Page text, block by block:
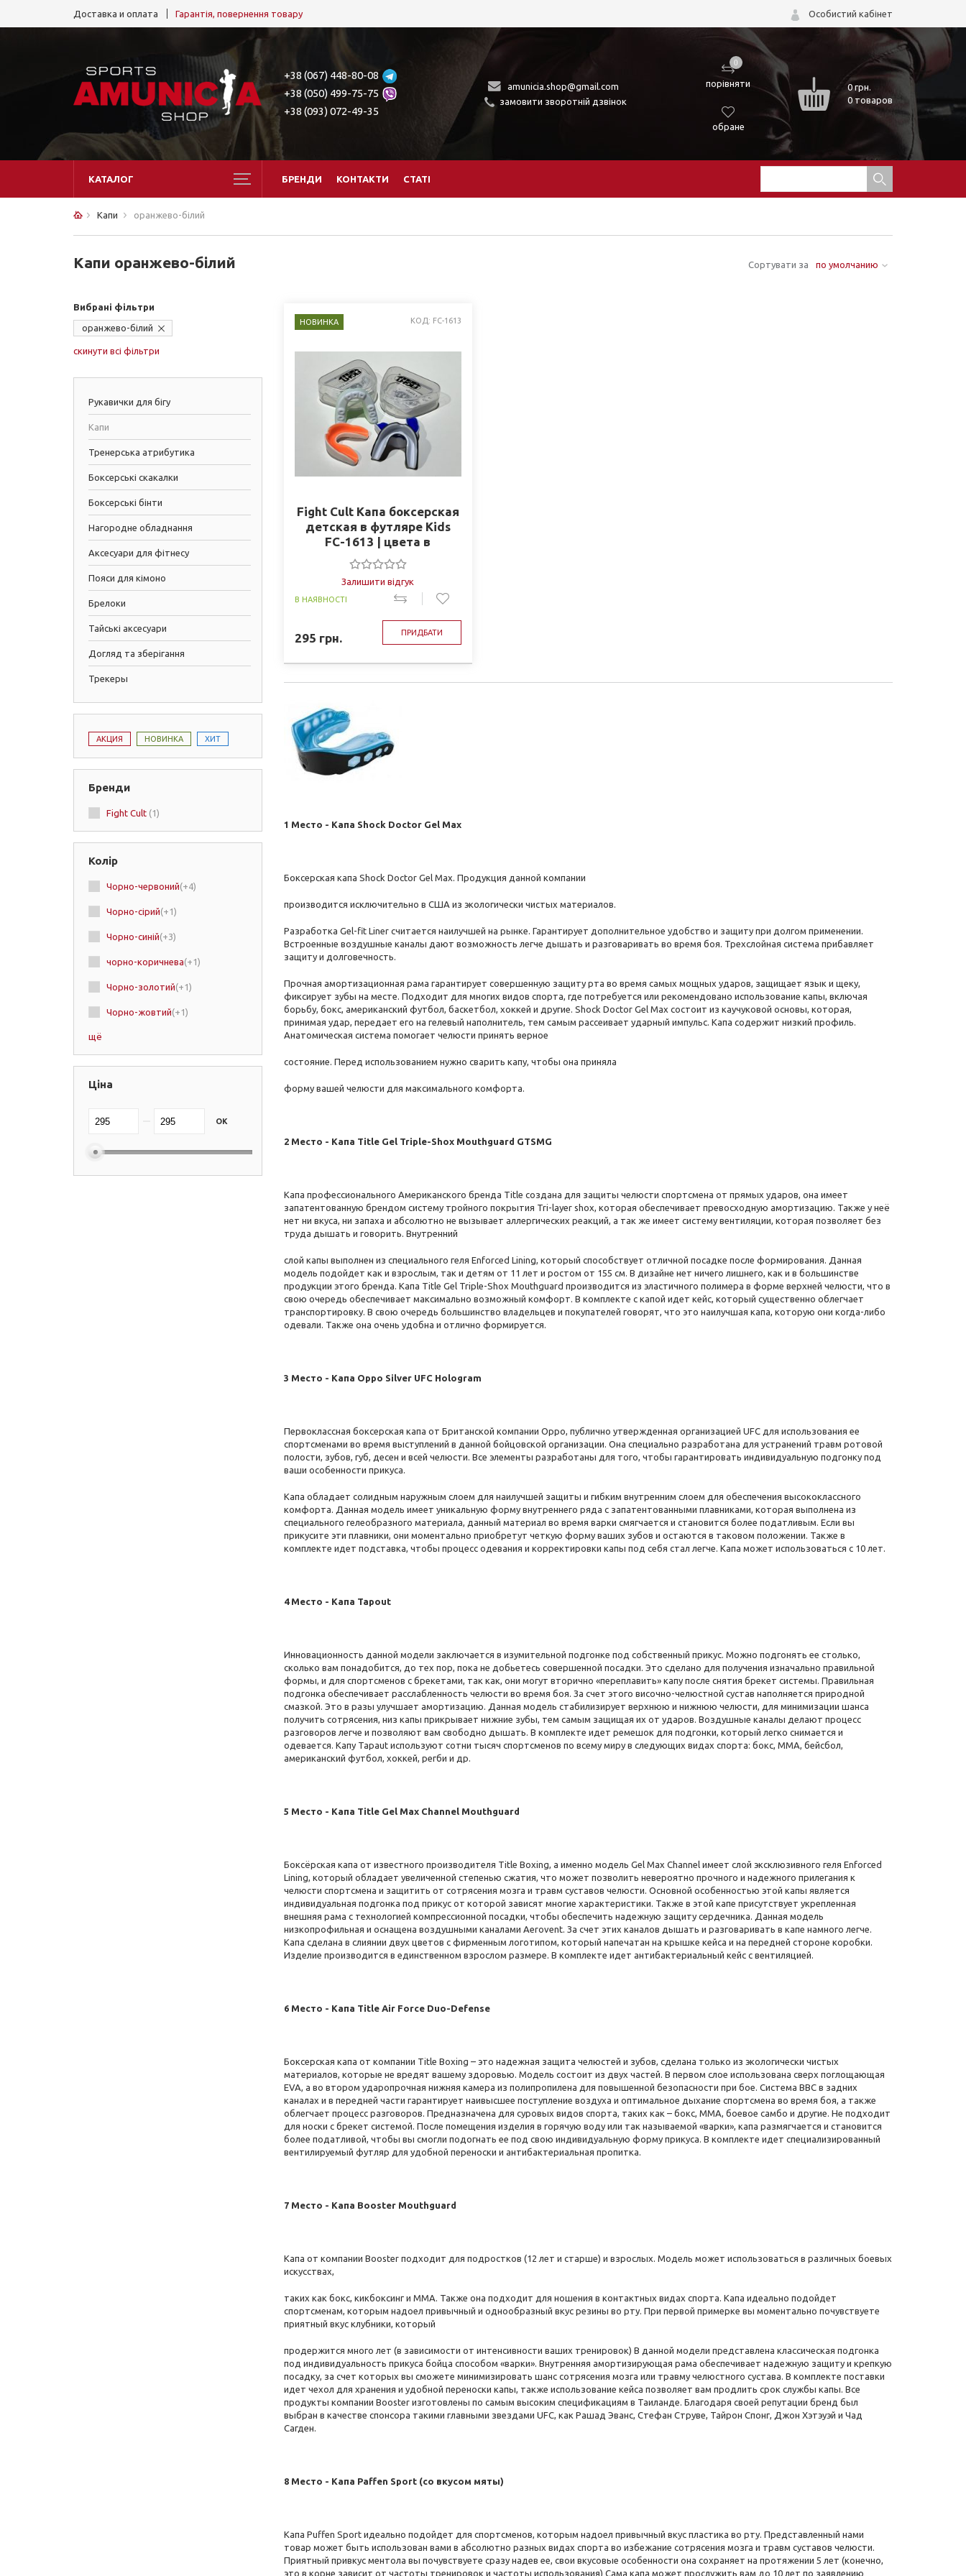
Доставка и оплата Гарантія, повернення товару Особистий кабінет
+38 (067) 448-80-08
+38 (050) 499-75-75
+38 (093) 072-49-35
amunicia.shop@gmail.com
замовити зворотній дзвінок
0
порівняти
обране
0грн.
0 товаров
КАТАЛОГ БРЕНДИ КОНТАКТИ СТАТІ
Капи оранжево-білий
Капи оранжево-білий Сортувати за по умолчанию
Вибрані фільтри
оранжево-білий
скинути всі фільтри
Рукавички для бігу
Капи
Тренерська атрибутика
Боксерські скакалки
Боксерські бінти
Нагородне обладнання
Аксесуари для фітнесу
Пояси для кімоно
Брелоки
Тайські аксесуари
Догляд та зберігання
Трекеры
АКЦИЯ НОВИНКА ХИТ
Бренди
Fight Cult (1)
Колір
Чорно-червоний(+4)
Чорно-сірий(+1)
Чорно-синій(+3)
чорно-коричнева(+1)
Чорно-золотий(+1)
Чорно-жовтий(+1)
Чорний
щё
Ціна
OK
НОВИНКА КОД: FC-1613
Fight Cult Капа боксерская
детская в футляре Kids
FC-1613 | цвета в
ассортименте
Залишити відгук
В НАЯВНОСТІ
295 грн. ПРИДБАТИ
1 Место - Капа Shock Doctor Gel Max
Боксерская капа Shock Doctor Gel Max. Продукция данной компании
производится исключительно в США из экологически чистых материалов.
Разработка Gel-fit Liner считается наилучшей на рынке. Гарантирует дополнительное удобство и защиту при долгом применении.
Встроенные воздушные каналы дают возможность легче дышать и разговаривать во время боя. Трехслойная система прибавляет
защиту и долговечность.
Прочная амортизационная рама гарантирует совершенную защиту рта во время самых мощных ударов, защищает язык и щеку,
фиксирует зубы на месте. Подходит для многих видов спорта, где потребуется или рекомендовано использование капы, включая
борьбу, бокс, американский футбол, баскетбол, хоккей и другие. Shock Doctor Gel Max состоит из каучуковой основы, которая,
принимая удар, передает его на гелевый наполнитель, тем самым рассеивает ударный импульс. Капа содержит низкий профиль.
Анатомическая система помогает челюсти принять верное
состояние. Перед использованием нужно сварить капу, чтобы она приняла
форму вашей челюсти для максимального комфорта.
2 Место - Капа Title Gel Triple-Shox Mouthguard GTSMG
Капа профессионального Американского бренда Title создана для защиты челюсти спортсмена от прямых ударов, она имеет
запатентованную брендом систему тройного покрытия Tri-layer shox, которая обеспечивает превосходную амортизацию. Также у неё
нет ни вкуса, ни запаха и абсолютно не вызывает аллергических реакций, а так же имеет систему вентиляции, которая позволяет без
труда дышать и говорить. Внутренний
слой капы выполнен из специального геля Enforced Lining, который способствует отличной посадке после формирования. Данная
модель подойдет как и взрослым, так и детям от 11 лет и ростом от 155 см. В дизайне нет ничего лишнего, как и в большинстве
продукции этого бренда. Капа Title Gel Triple-Shox Mouthguard производится из эластичного полимера в форме верхней челюсти, что в
свою очередь обеспечивает максимально возможный комфорт. В комплекте с капой идет кейс, который существенно облегчает
транспортировку. В свою очередь большинство владельцев и покупателей говорят, что это наилучшая капа, которую они когда-либо
одевали. Также она очень удобна и отлично формируется.
3 Место - Капа Oppo Silver UFC Hologram
Первоклассная боксерская капа от Британской компании Oppo, публично утвержденная организацией UFC для использования ее
спортсменами во время выступлений в данной бойцовской организации. Она специально разработана для устранений травм ротовой
полости, зубов, губ, десен и всей челюсти. Все элементы разработаны для того, чтобы гарантировать индивидуальную подгонку под
ваши особенности прикуса.
Капа обладает солидным наружным слоем для наилучшей защиты и гибким внутренним слоем для обеспечения высококлассного
комфорта. Данная модель имеет уникальную форму внутреннего ряда с запатентованными плавниками, которая выполнена из
специального гелеобразного материала, данный материал во время варки смягчается и становится более податливым. Если вы
прикусите эти плавники, они моментально приобретут четкую форму ваших зубов и остаются в таковом положении. Также в
комплекте идет подставка, чтобы процесс одевания и корректировки капы под себя стал легче. Капа может использоваться с 10 лет.
4 Место - Капа Tapout
Инновационность данной модели заключается в изумительной подгонке под собственный прикус. Можно подгонять ее столько,
сколько вам понадобится, до тех пор, пока не добьетесь совершенной посадки. Это сделано для получения изначально правильной
формы, и для спортсменов с брекетами, так как, они могут вторично «переплавить» капу после снятия брекет системы. Правильная
подгонка обеспечивает расслабленность челюсти во время боя. За счет этого височно-челюстной сустав наполняется природной
смазкой. Это в разы улучшает амортизацию. Данная модель стабилизирует верхнюю и нижнюю челюсти, для минимизации шанса
получить сотрясения, низ капы прикрывает нижние зубы, тем самым защищая их от ударов. Воздушные каналы делают процесс
разговоров легче и позволяют вам свободно дышать. В комплекте идет ремешок для подгонки, который легко снимается и
одевается. Капу Tapaut используют сотни тысяч спортсменов по всему миру в следующих видах спорта: бокс, ММА, бейсбол,
американский футбол, хоккей, регби и др.
5 Место - Капа Title Gel Max Channel Mouthguard
Боксёрская капа от известного производителя Title Boxing, а именно модель Gel Max Channel имеет слой эксклюзивного геля Enforced
Lining, который обладает увеличенной степенью сжатия, что может позволить невероятно прочного и надежного прилегания к
челюсти спортсмена и защитить от сотрясения мозга и травм суставов челюсти. Основной особенностью этой капы является
индивидуальная подгонка под прикус от которой зависят многие характеристики. Также в этой капе присутствует укрепленная
внешняя рама с технологией компрессионной посадки, чтобы обеспечить надежную защиту сердечника. Данная модель
низкопрофильная и оснащена воздушными каналами Aerovent. За счет этих каналов дышать и разговаривать в капе намного легче.
Капа сделана в слиянии двух цветов с фирменным логотипом, который напечатан на крышке кейса и на передней стороне коробки.
Изделие производится в единственном взрослом размере. В комплекте идет антибактериальный кейс с вентиляцией.
6 Место - Капа Title Air Force Duo-Defense
Боксерская капа от компании Title Boxing – это надежная защита челюстей и зубов, сделана только из экологически чистых
материалов, которые не вредят вашему здоровью. Модель состоит из двух частей. В первом слое использована сверх поглощающая
EVA, а во втором ударопрочная нижняя камера из полипропилена для повышенной безопасности при бое. Система BBC в задних
каналах и в передней части гарантирует наивысшее поступление воздуха и оптимальное дыхание спортсмена во время боя, а также
облегчает процесс разговоров. Предназначена для суровых видов спорта, таких как – бокс, ММА, боевое самбо и другие. Не подходит
для носки с брекет системой. После помещения изделия в горячую воду или так называемой «варки», капа размягчается и становится
более податливой, чтобы вы смогли подогнать ее под свою индивидуальную форму прикуса. В комплекте идет специализированный
вентилируемый футляр для удобной переноски и антибактериальная пропитка.
7 Место - Капа Booster Mouthguard
Капа от компании Booster подходит для подростков (12 лет и старше) и взрослых. Модель может использоваться в различных боевых
искусствах,
таких как бокс, кикбоксинг и ММА. Также она подходит для ношения в контактных видах спорта. Капа идеально подойдет
спортсменам, которым надоел привычный и однообразный вкус резины во рту. При первой примерке вы моментально почувствуете
приятный вкус клубники, который
продержится много лет (в зависимости от интенсивности ваших тренировок) В данной модели представлена классическая подгонка
под индивидуальность прикуса бойца способом «варки». Внутренняя амортизирующая рама обеспечивает надежную защиту и крепкую
посадку, за счет которых вы сможете минимизировать шанс сотрясения мозга или травму челюстного сустава. В комплекте поставки
идет чехол для хранения и удобной переноски капы, также использование кейса позволяет вам продлить срок службы капы. Все
продукты компании Booster изготовлены по самым высоким спецификациям в Таиланде. Благодаря своей репутации бренд был
выбран в качестве спонсора такими главными звездами UFC, как Рашад Эванс, Стефан Струве, Тайрон Спонг, Джон Хэтэуэй и Чад
Сагден.
8 Место - Капа Paffen Sport (со вкусом мяты)
Капа Puffen Sport идеально подойдет для спортсменов, которым надоел привычный вкус пластика во рту. Представленный нами
товар может быть использован вами в абсолютно разных видах спорта во избежание сотрясения мозга и травм суставов челюсти.
Приятный привкус ментола вы почувствуете сразу надев ее, свои вкусовые особенности она сохраняет на протяжении 5 лет (конечно,
это в корне зависит от частоты тренировок и частоты использования) Сама капа может прослужить вам до 10 лет по заявлению